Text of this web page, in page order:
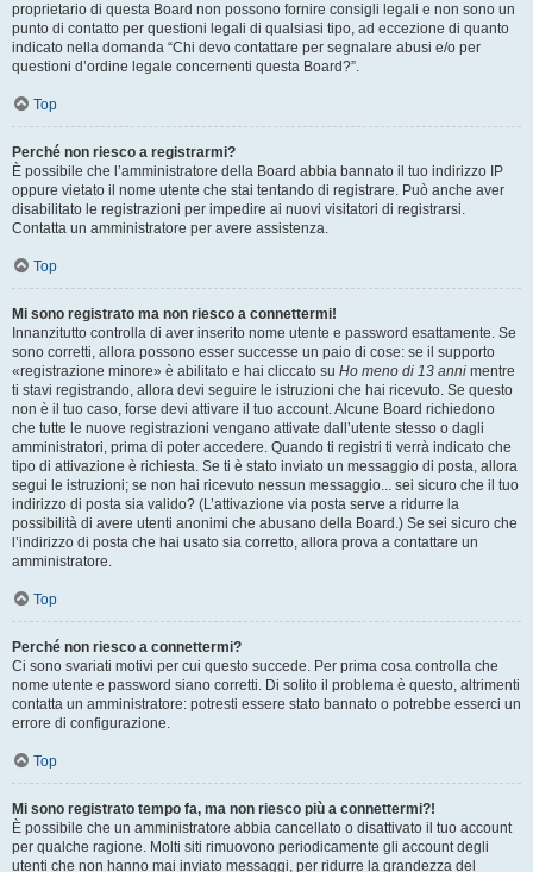
proprietario di questa Board non possono fornire consigli legali e non sono un
punto di contatto per questioni legali di qualsiasi tipo, ad eccezione di quanto
indicato nella domanda “Chi devo contattare per segnalare abusi e/o per
questioni d’ordine legale concernenti questa Board?”.
Top
Perché non riesco a registrarmi?
È possibile che l’amministratore della Board abbia bannato il tuo indirizzo IP
oppure vietato il nome utente che stai tentando di registrare. Può anche aver
disabilitato le registrazioni per impedire ai nuovi visitatori di registrarsi.
Contatta un amministratore per avere assistenza.
Top
Mi sono registrato ma non riesco a connettermi!
Innanzitutto controlla di aver inserito nome utente e password esattamente. Se
sono corretti, allora possono esser successe un paio di cose: se il supporto
«registrazione minore» è abilitato e hai cliccato su Ho meno di 13 anni mentre
ti stavi registrando, allora devi seguire le istruzioni che hai ricevuto. Se questo
non è il tuo caso, forse devi attivare il tuo account. Alcune Board richiedono
che tutte le nuove registrazioni vengano attivate dall’utente stesso o dagli
amministratori, prima di poter accedere. Quando ti registri ti verrà indicato che
tipo di attivazione è richiesta. Se ti è stato inviato un messaggio di posta, allora
segui le istruzioni; se non hai ricevuto nessun messaggio... sei sicuro che il tuo
indirizzo di posta sia valido? (L’attivazione via posta serve a ridurre la
possibilità di avere utenti anonimi che abusano della Board.) Se sei sicuro che
l’indirizzo di posta che hai usato sia corretto, allora prova a contattare un
amministratore.
Top
Perché non riesco a connettermi?
Ci sono svariati motivi per cui questo succede. Per prima cosa controlla che
nome utente e password siano corretti. Di solito il problema è questo, altrimenti
contatta un amministratore: potresti essere stato bannato o potrebbe esserci un
errore di configurazione.
Top
Mi sono registrato tempo fa, ma non riesco più a connettermi?!
È possibile che un amministratore abbia cancellato o disattivato il tuo account
per qualche ragione. Molti siti rimuovono periodicamente gli account degli
utenti che non hanno mai inviato messaggi, per ridurre la grandezza del